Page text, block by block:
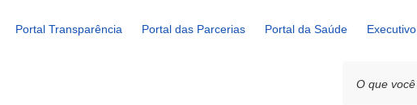
Portal Transparência Portal das Parcerias Portal da Saúde Executivo